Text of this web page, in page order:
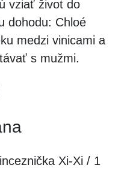
vziať život do
dohodu: Chloé
medzi vinicami a
s mužmi.
Xi-Xi / 1